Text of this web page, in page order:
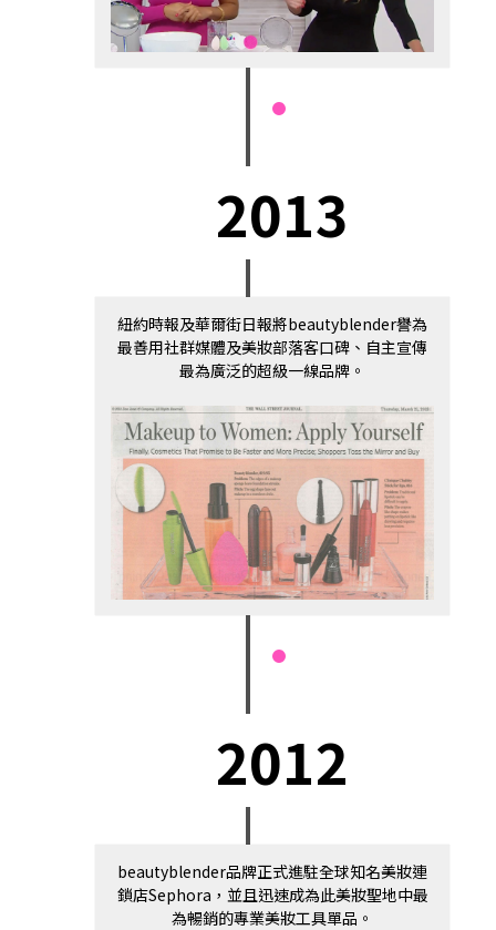
2013
紐約時報及華爾街日報將beautyblender譽為
最善用社群媒體及美妝部落客口碑、自主宣傳
最為廣泛的超級一線品牌。
2012
beautyblender品牌正式進駐全球知名美妝連
鎖店Sephora，並且迅速成為此美妝聖地中最
為暢銷的專業美妝工具單品。